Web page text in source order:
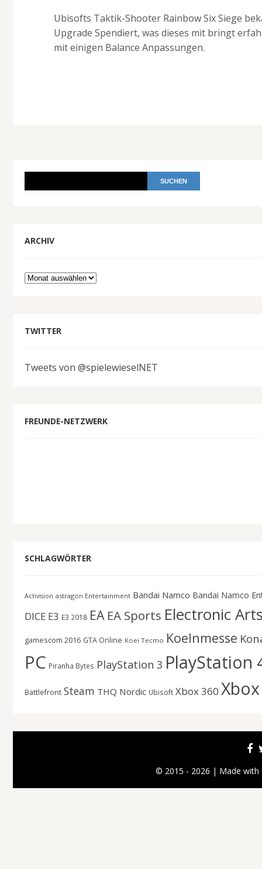
Ubisofts Taktik-Shooter Rainbow Six Siege
Upgrade Spendiert, was dieses mit bringt
mit einigen Balance Anpassungen.
ARCHIV
Archiv
TWITTER
Tweets von @spielewieselNET
FREUNDE-NETZWERK
SCHLAGWÖRTER
Activision astragon Entertainment Bandai Namco Bandai Namco
DICE E3 E3 2018 EA EA Sports Electronic
gamescom 2016 GTA Online Koei Tecmo Koelnmesse
PC Piranha Bytes PlayStation 3 PlayStation
Battlefront Steam THQ Nordic Ubisoft Xbox 360
© 2015 - 2026 | Made